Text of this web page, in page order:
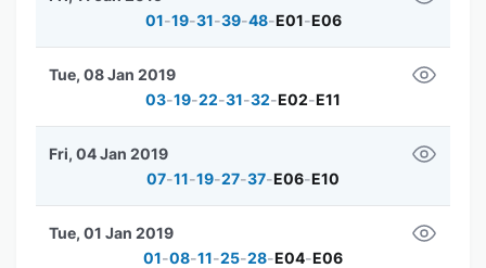
01-19-31-39-48-E01-E06
03-19-22-31-32-E02-E11
Tue, 08 Jan 2019
07-11-19-27-37-E06-E10
Fri, 04 Jan 2019
01-08-11-25-28-E04-E06
Tue, 01 Jan 2019